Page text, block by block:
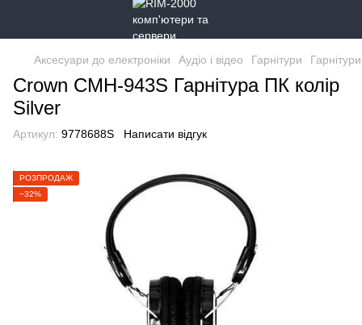
Аксесуари до електроніки Аудіо і відео Гарнітури
Crown CMH-943S Гарнітура ПК колір
Silver
Артикул: 9778688S Написати відгук
РОЗПРОДАЖ
−32%